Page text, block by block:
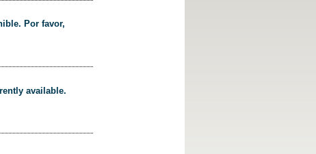
Por favor,
available.